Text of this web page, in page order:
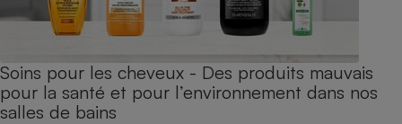
Soins pour les cheveux - Des produits mauvais
pour la santé et pour l’environnement dans nos
salles de bains